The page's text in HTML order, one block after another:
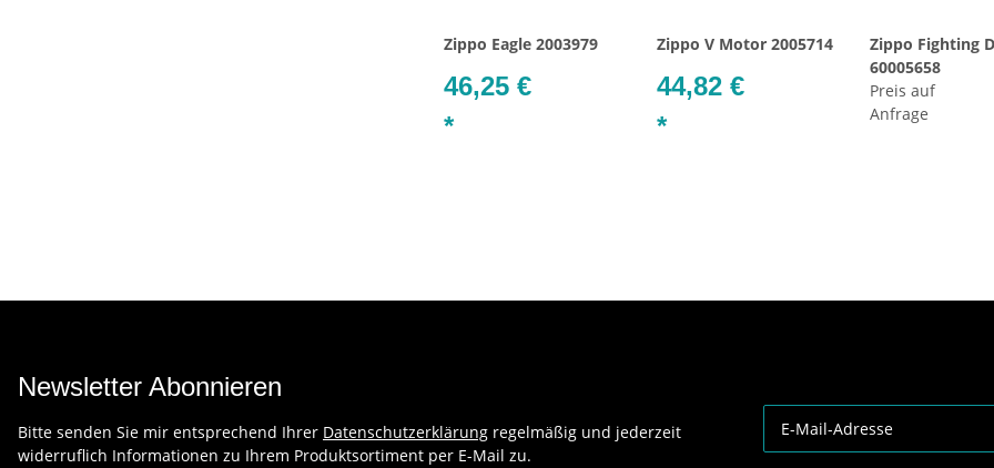
Zippo Eagle 2003979
46,25 €
*
Zippo V Motor 2005714
44,82 €
*
Zippo Fighting
60005658
Preis auf
Anfrage
Newsletter Abonnieren
Bitte senden Sie mir entsprechend Ihrer Datenschutzerklärung regelmäßig und jederzeit
widerruflich Informationen zu Ihrem Produktsortiment per E-Mail zu.